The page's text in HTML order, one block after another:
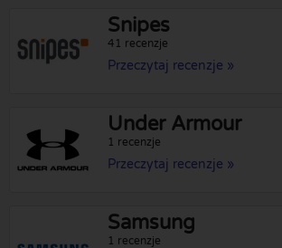
Snipes
41 recenzje
Przeczytaj recenzje »
Under Armour
1 recenzje
Przeczytaj recenzje »
Samsung
1 recenzje